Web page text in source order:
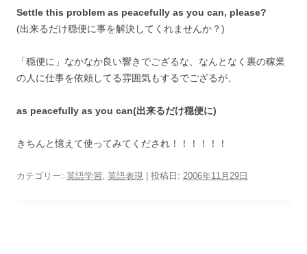
Settle this problem as peacefully as you can, please?
(出来るだけ穏便に事を解決してくれませんか？)
「穏便に」なかなか良い響きでござるな、なんとなく裏の稼業
の人に仕事を依頼してる雰囲気もするでござるが、
as peacefully as you can(出来るだけ穏便に)
きちんと憶えて使ってみてくだされ！！！！！！
カテゴリー: 英語学習, 英語表現 | 投稿日: 2006年11月29日